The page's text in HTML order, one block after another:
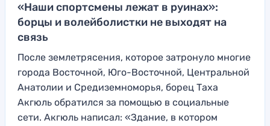
«Наши спортсмены лежат в руинах»:
борцы и волейболистки не выходят на
связь
После землетрясения, которое затронуло многие
города Восточной, Юго-Восточной, Центральной
Анатолии и Средиземноморья, борец Таха
Акгюль обратился за помощью в социальные
сети. Акгюль написал: «Здание, в котором